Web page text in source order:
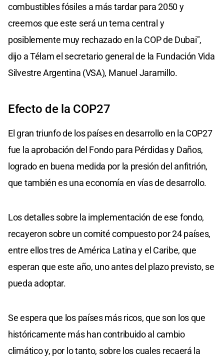
combustibles fósiles a más tardar para 2050 y
creemos que este será un tema central y
posiblemente muy rechazado en la COP de Dubai",
dijo a Télam el secretario general de la Fundación Vida
Silvestre Argentina (VSA), Manuel Jaramillo.
Efecto de la COP27
El gran triunfo de los países en desarrollo en la COP27
fue la aprobación del Fondo para Pérdidas y Daños,
logrado en buena medida por la presión del anfitrión,
que también es una economía en vías de desarrollo.
Los detalles sobre la implementación de ese fondo,
recayeron sobre un comité compuesto por 24 países,
entre ellos tres de América Latina y el Caribe, que
esperan que este año, uno antes del plazo previsto, se
pueda adoptar.
Se espera que los países más ricos, que son los que
históricamente más han contribuido al cambio
climático y, por lo tanto, sobre los cuales recaerá la